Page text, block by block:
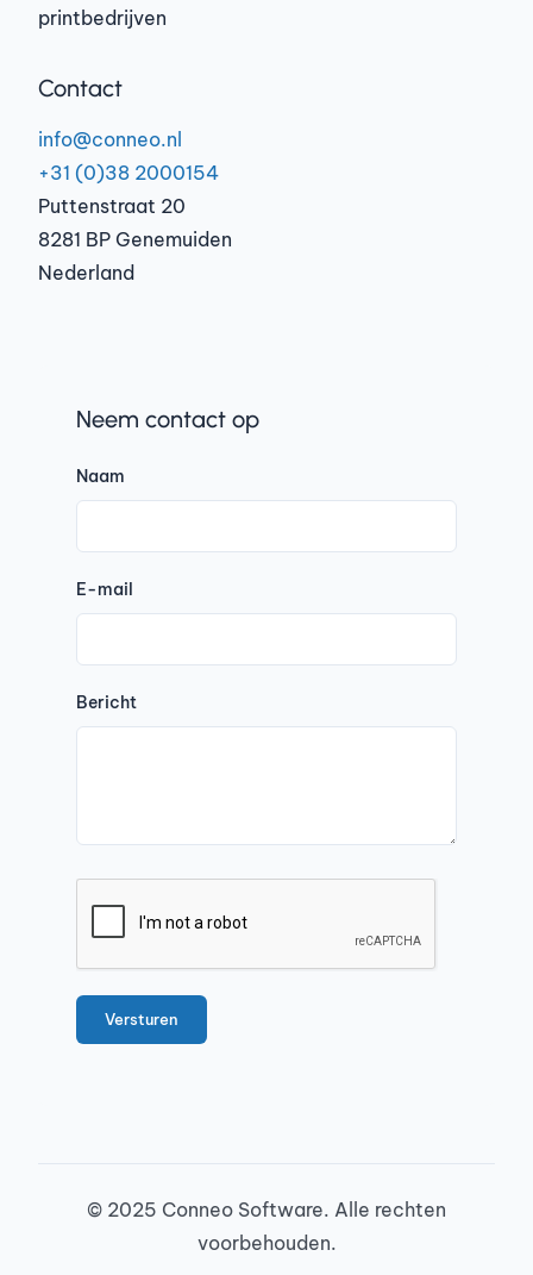
printbedrijven
Contact
info@conneo.nl
+31 (0)38 2000154
Puttenstraat 20
8281 BP Genemuiden
Nederland
Neem contact op
Naam
E-mail
Bericht
© 2025 Conneo Software. Alle rechten
voorbehouden.